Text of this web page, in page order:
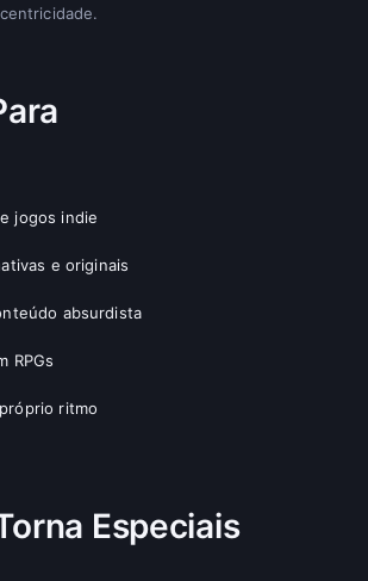
jogos indie
e originais
absurdista
RPGs
ritmo
Especiais